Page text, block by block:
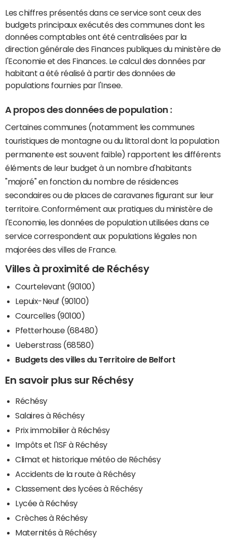
Les chiffres présentés dans ce service sont ceux des
budgets principaux exécutés des communes dont les
données comptables ont été centralisées par la
direction générale des Finances publiques du ministère de
l'Economie et des Finances. Le calcul des données par
habitant a été réalisé à partir des données de
populations fournies par l'Insee.
A propos des données de population :
Certaines communes (notamment les communes
touristiques de montagne ou du littoral dont la population
permanente est souvent faible) rapportent les différents
éléments de leur budget à un nombre d'habitants
"majoré" en fonction du nombre de résidences
secondaires ou de places de caravanes figurant sur leur
territoire. Conformément aux pratiques du ministère de
l'Economie, les données de population utilisées dans ce
service correspondent aux populations légales non
majorées des villes de France.
Villes à proximité de Réchésy
Courtelevant (90100)
Lepuix-Neuf (90100)
Courcelles (90100)
Pfetterhouse (68480)
Ueberstrass (68580)
Budgets des villes du Territoire de Belfort
En savoir plus sur Réchésy
Réchésy
Salaires à Réchésy
Prix immobilier à Réchésy
Impôts et l'ISF à Réchésy
Climat et historique météo de Réchésy
Accidents de la route à Réchésy
Classement des lycées à Réchésy
Lycée à Réchésy
Crèches à Réchésy
Maternités à Réchésy